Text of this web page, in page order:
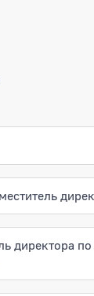
директора